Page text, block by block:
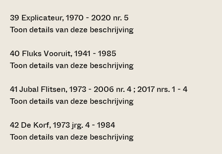
39 Explicateur, 1970 - 2020 nr. 5
Toon details van deze beschrijving
40 Fluks Vooruit, 1941 - 1985
Toon details van deze beschrijving
41 Jubal Flitsen, 1973 - 2006 nr. 4 ; 2017 nrs. 1 - 4
Toon details van deze beschrijving
42 De Korf, 1973 jrg. 4 - 1984
Toon details van deze beschrijving